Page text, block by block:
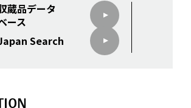
蔵品データ
ース
Search